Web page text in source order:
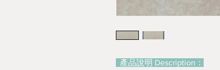
產品說明 Description：